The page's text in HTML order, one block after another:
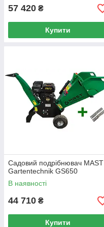
57 420 ₴
Купити
Садовий подрібнювач MAST
Gartentechnik GS650
В наявності
44 710 ₴
Купити